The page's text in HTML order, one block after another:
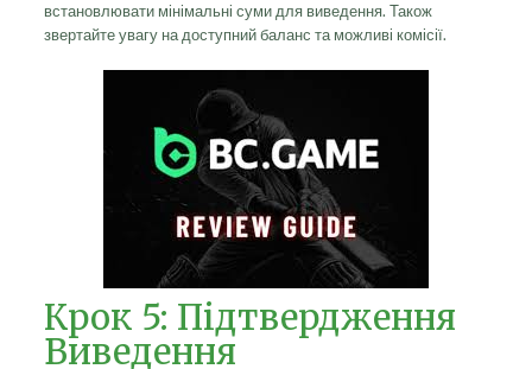
встановлювати мінімальні суми для виведення. Також
звертайте увагу на доступний баланс та можливі комісії.
Крок 5: Підтвердження
Виведення